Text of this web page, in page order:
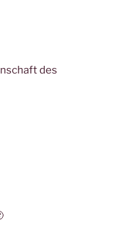
des